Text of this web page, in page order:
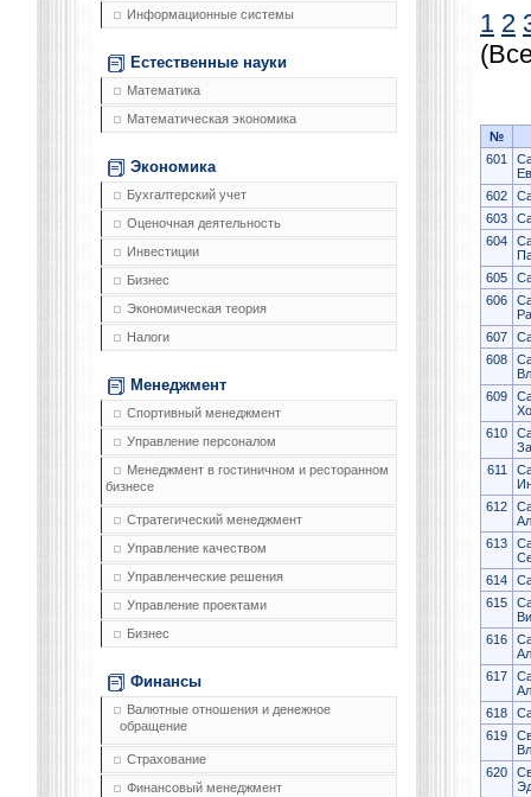
Информационные системы
Естественные науки
Математика
Математическая экономика
Экономика
Бухгалтерский учет
Оценочная деятельность
Инвестиции
Бизнес
Экономическая теория
Налоги
Менеджмент
Спортивный менеджмент
Управление персоналом
Менеджмент в гостиничном и ресторанном
бизнесе
Стратегический менеджмент
Управление качеством
Управленческие решения
Управление проектами
Бизнес
Финансы
Валютные отношения и денежное
обращение
Страхование
Финансовый менеджмент
1 2
№
601
602
603
604
605
606
607
608
609
610
611
612
613
614
615
616
617
618
619
620